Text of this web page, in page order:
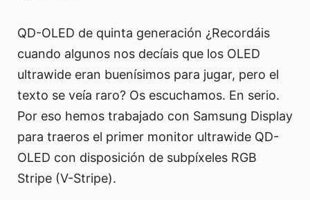
QD-OLED de quinta generación ¿Recordáis
cuando algunos nos decíais que los OLED
ultrawide eran buenísimos para jugar, pero el
texto se veía raro? Os escuchamos. En serio.
Por eso hemos trabajado con Samsung Display
para traeros el primer monitor ultrawide QD-
OLED con disposición de subpíxeles RGB
Stripe (V-Stripe).